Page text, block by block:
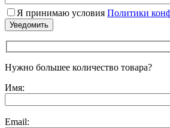
Я принимаю условия Политики
Нужно большее количество товара?
Имя:
Email: